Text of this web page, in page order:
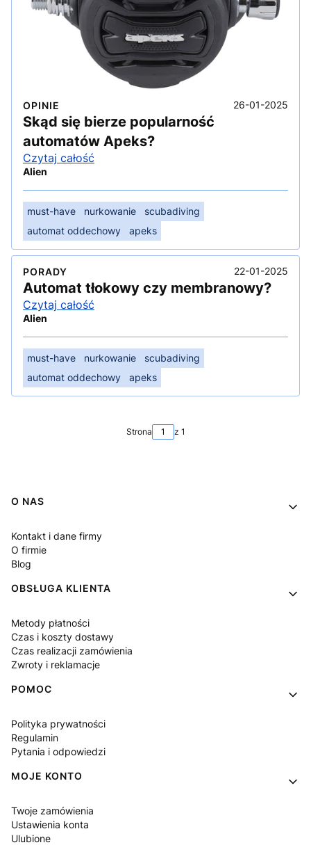
OPINIE 26-01-2025
Skąd się bierze popularność
automatów Apeks?
Czytaj całość
Alien
must-have nurkowanie
scubadiving
automat oddechowy
apeks
PORADY 22-01-2025
Automat tłokowy czy membranowy?
Czytaj całość
Alien
must-have nurkowanie
scubadiving
automat oddechowy
apeks
Strona z 1
Linki w stopce
O NAS
Kontakt i dane firmy
O firmie
Blog
OBSŁUGA KLIENTA
Metody płatności
Czas i koszty dostawy
Czas realizacji zamówienia
Zwroty i reklamacje
POMOC
Polityka prywatności
Regulamin
Pytania i odpowiedzi
MOJE KONTO
Twoje zamówienia
Ustawienia konta
Ulubione